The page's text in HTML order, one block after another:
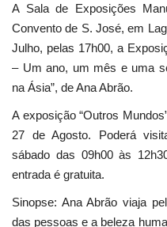
A Sala de Exposições
Convento de S. José, em
Julho, pelas 17h00, a
– Um ano, um mês e uma
na Ásia”, de Ana Abrão.
A exposição “Outros
27 de Agosto. Poderá
sábado das 09h00 às
entrada é gratuita.
Sinopse: Ana Abrão viaja
das pessoas e a beleza